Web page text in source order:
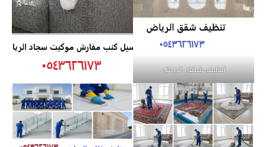
تنظيف شقق الرياض